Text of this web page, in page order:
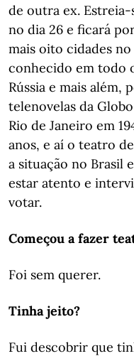
de outra ex. Estreia-
no dia 26 e ficará
mais oito cidades
conhecido em todo
Rússia e mais além,
telenovelas da
Rio de Janeiro em
anos, e aí o teatro
a situação no Brasil
estar atento e
votar.
Começou a fazer
Foi sem querer.
Tinha jeito?
Fui descobrir que